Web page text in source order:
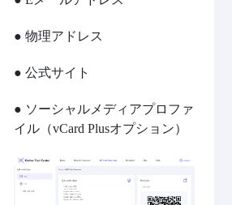
● 物理アドレス
● 公式サイト
● ソーシャルメディアプロファ
イル（vCard Plusオプション）